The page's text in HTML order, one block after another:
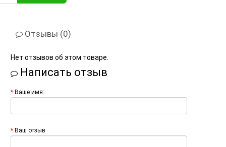
Отзывы (0)
Нет отзывов об этом товаре.
Написать отзыв
Ваше имя:
Ваш отзыв